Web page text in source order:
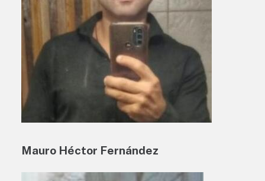
Mauro Héctor Fernández